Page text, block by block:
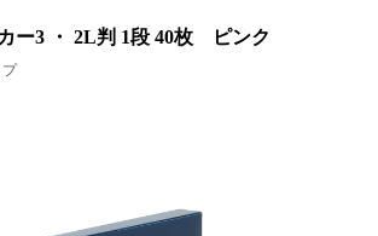
ー3 ・ 2L判 1段 40枚 ピンク
プ